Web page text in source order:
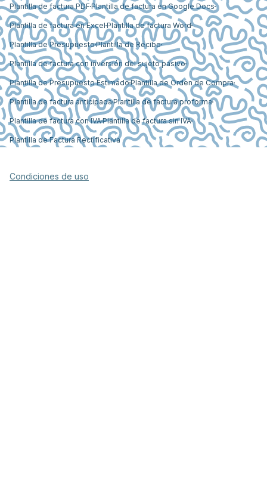
Plantilla de factura PDF Plantilla de factura en Google Docs
Plantilla de factura en Excel Plantilla de factura Word
Plantilla de PresupuestoPlantilla de Recibo
Plantilla de factura con inversión del sujeto pasivo
Plantilla de Presupuesto EstimadoPlantilla de Orden de Compra
Plantilla de factura anticipadaPlantilla de factura proforma
Plantilla de factura con IVAPlantilla de factura sin IVA
Plantilla de Factura Rectificativa
Condiciones de uso